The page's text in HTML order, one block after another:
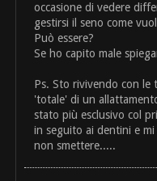
occasione di vedere
gestirsi il seno come
Può essere?
Se ho capito male
Ps. Sto rivivendo con le
'totale' di un
stato più esclusivo col
in seguito ai dentini e
non smettere.....